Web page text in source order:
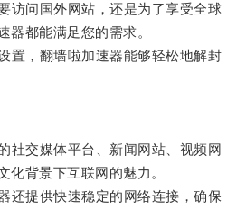
问国外网站，还是为了享受全球
器都能满足您的需求。
，翻墙啦加速器能够轻松地解封
交媒体平台、新闻网站、视频网
化背景下互联网的魅力。
提供快速稳定的网络连接，确保